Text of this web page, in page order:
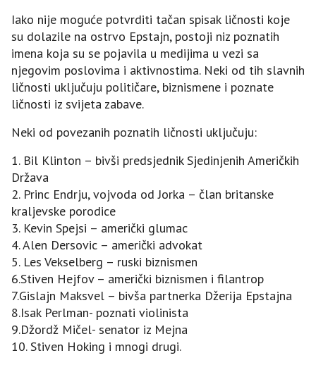
Iako nije moguće potvrditi tačan spisak ličnosti koje
su dolazile na ostrvo Epstajn, postoji niz poznatih
imena koja su se pojavila u medijima u vezi sa
njegovim poslovima i aktivnostima. Neki od tih slavnih
ličnosti uključuju političare, biznismene i poznate
ličnosti iz svijeta zabave.
Neki od povezanih poznatih ličnosti uključuju:
1. Bil Klinton – bivši predsjednik Sjedinjenih Američkih
Država
2. Princ Endrju, vojvoda od Jorka – član britanske
kraljevske porodice
3. Kevin Spejsi – američki glumac
4. Alen Dersovic – američki advokat
5. Les Vekselberg – ruski biznismen
6.Stiven Hejfov – američki biznismen i filantrop
7.Gislajn Maksvel – bivša partnerka Džerija Epstajna
8.Isak Perlman- poznati violinista
9.Džordž Mičel- senator iz Mejna
10. Stiven Hoking i mnogi drugi.